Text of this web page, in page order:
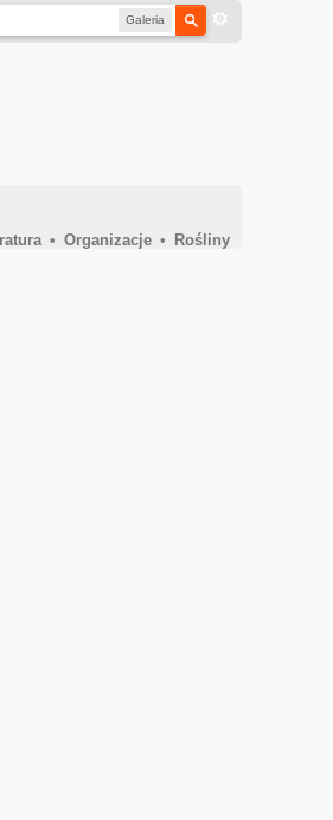
Galeria
• Organizacje •
Rośliny